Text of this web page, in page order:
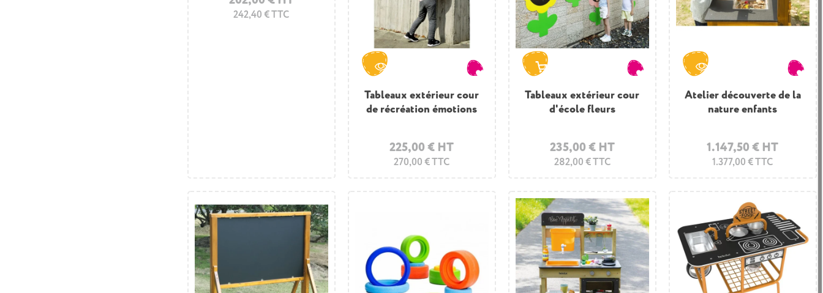
242,40 € TTC
Tableaux extérieur cour
de récréation émotions
225,00 € HT
270,00 € TTC
Tableaux extérieur cour
d'école fleurs
235,00 € HT
282,00 € TTC
Atelier découverte de la
nature enfants
1.147,50 € HT
1.377,00 € TTC